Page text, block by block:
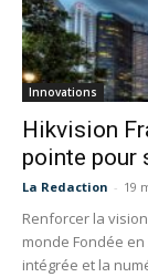
Innovations
Hikvision
pointe pour
La Redaction - 19
Renforcer la
monde Fondée
intégrée et la